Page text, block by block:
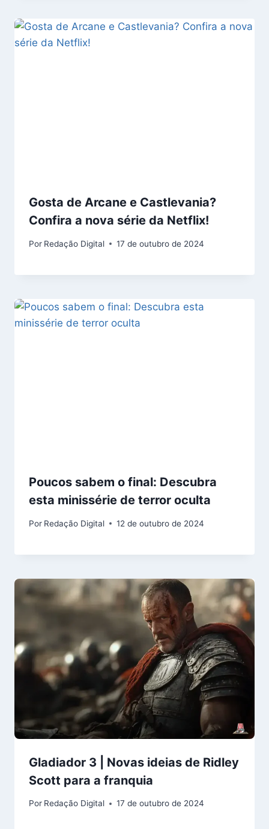
Gosta de Arcane e Castlevania?
Confira a nova série da Netflix!
Por Redação Digital 17 de outubro de 2024
Poucos sabem o final: Descubra
esta minissérie de terror oculta
Por Redação Digital 12 de outubro de 2024
Gladiador 3 | Novas ideias de Ridley
Scott para a franquia
Por Redação Digital 17 de outubro de 2024